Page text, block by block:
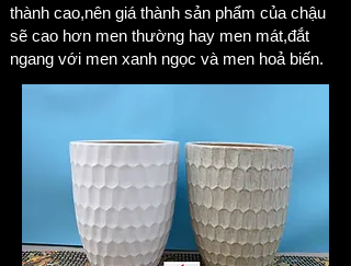
thành cao,nên giá thành sản phẩm của chậu
sẽ cao hơn men thường hay men mát,đắt
ngang với men xanh ngọc và men hoả biến.